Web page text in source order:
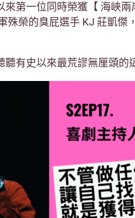
來第一位同時榮獲【 海峽
殊榮的臭屁選手 KJ 莊凱傑
聽有史以來最荒謬無厘頭